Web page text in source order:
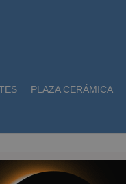
PLAZA CERÁMICA